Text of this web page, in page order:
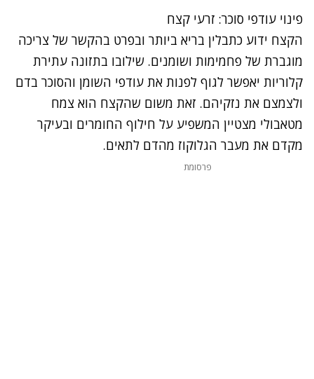
פינוי עודפי סוכר: זרעי קצח
הקצח ידוע כתבלין בריא ביותר ובפרט בהקשר של צריכה
מוגברת של פחמימות ושומנים. שילובו בתזונה עתירת
קלוריות יאפשר לגוף לפנות את עודפי השומן והסוכר בדם
ולצמצם את נזקיהם. זאת משום שהקצח הוא צמח
מטאבולי מצטיין המשפיע על חילוף החומרים ובעיקר
מקדם את מעבר הגלוקוז מהדם לתאים.
פרסומת